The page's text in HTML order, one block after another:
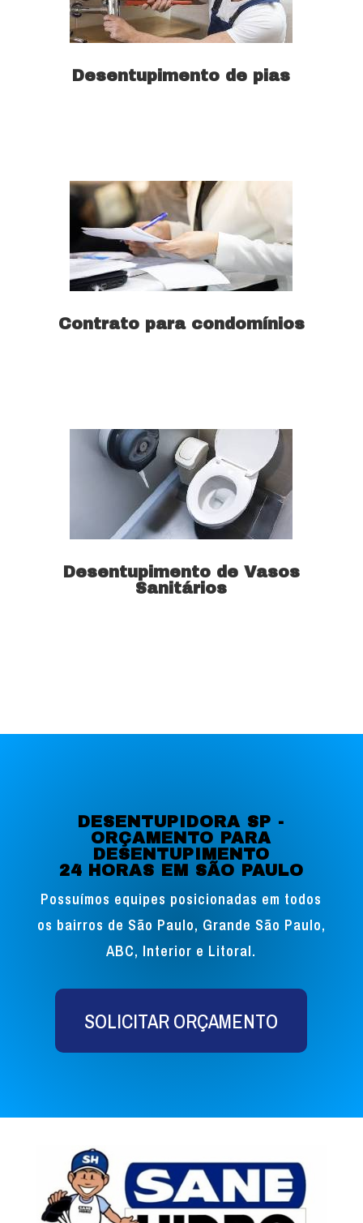
Desentupimento de pias
Contrato para condomínios
Desentupimento de Vasos
Sanitários
DESENTUPIDORA SP -
ORÇAMENTO PARA
DESENTUPIMENTO
24 HORAS EM SÃO PAULO
Possuímos equipes posicionadas em todos
os bairros de São Paulo, Grande São Paulo,
ABC, Interior e Litoral.
SOLICITAR ORÇAMENTO